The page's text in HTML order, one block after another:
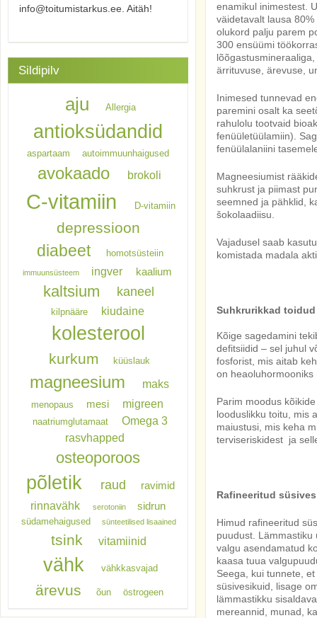
enamikul inimestest.
väidetavalt lausa
olukord palju parem
300 ensüümi
ärrituvuse, ärevuse,
Inimesed tunnevad
paremini osalt ka
rahulolu tootvaid
fenüületüülamiin).
fenüülalaniini
Magneesiumist
suhkrust ja piimast
seemned ja pähklid,
šokolaadiisu.
Vajadusel saab
komistada madala
Suhkrurikkad toidud
Kõige sagedamini
defitsiidid – sel juhul
fosforist, mis aitab
on
Parim moodus
looduslikku toitu, mis
maiustusi, mis keha
terviseriskidest ja
Rafineeritud
Himud rafineeritud
puudust.
valgu asendamatud
kaasa tuua
Seega, kui tunnete,
süsivesikuid, lisage
lämmastikku
mereannid, munad,
info@toitumistarkus.ee. Aitäh!
Sildipilv
aju Allergia
antioksüdandid
aspartaam autoimmuunhaigused
avokaado brokoli
C-vitamiin D-vitamiin
depressioon
diabeet homotsüsteiin
immuunsüsteem ingver kaalium
kaltsium kaneel
kilpnääre kiudaine
kolesterool
kurkum küüslauk
magneesium maks
menopaus mesi migreen
naatriumglutamaat
Omega 3
rasvhapped
osteoporoos
põletik raud ravimid
rinnavähk serotoniin sidrun
südamehaigused sünteetilised lisaained
tsink vitamiinid
vähk vähkkasvajad
ärevus õun östrogeen